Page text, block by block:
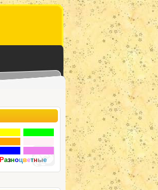
Разноцветные